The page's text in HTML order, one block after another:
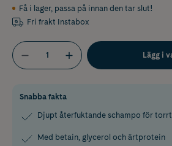
Få i lager, passa på innan den tar slut!
Fri frakt Instabox
Lägg i
Snabba fakta
Djupt återfuktande schampo för
Med betain, glycerol och ärtprotein